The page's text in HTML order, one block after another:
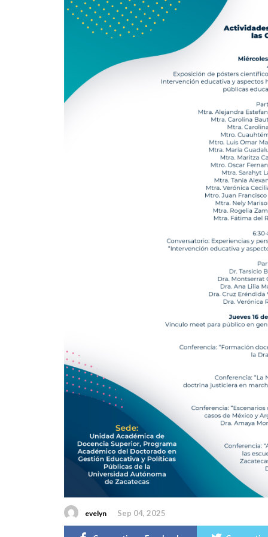
evelyn Sep 04, 2025